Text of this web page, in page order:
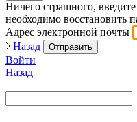
Ничего страшного, введите
необходимо восстановить
Адрес электронной почты
Назад
Отправить
Войти
Назад